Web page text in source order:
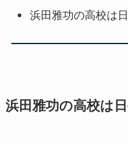
浜田雅功の高校は
浜田雅功の高校は